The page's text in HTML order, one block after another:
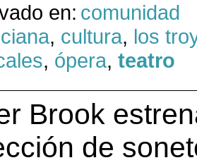
en: comunidad
, cultura, los
, ópera, teatro
Brook
de